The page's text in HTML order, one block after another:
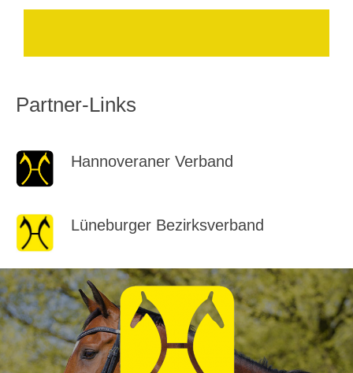
Partner-Links
Hannoveraner Verband
Lüneburger Bezirksverband